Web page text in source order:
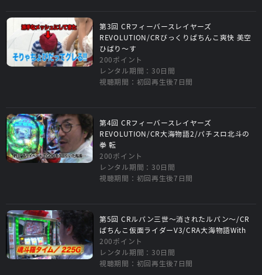
第3回 CRフィーバースレイヤーズ
REVOLUTION/CRびっくりぱちんこ爽快 美空
ひばり～す
200ポイント
レンタル期間：30日間
視聴期間：初回再生後7日間
第4回 CRフィーバースレイヤーズ
REVOLUTION/CR大海物語2/パチスロ北斗の
拳 転
200ポイント
レンタル期間：30日間
視聴期間：初回再生後7日間
第5回 CRルパン三世～消されたルパン～/CR
ぱちんこ仮面ライダーV3/CRA大海物語With
200ポイント
レンタル期間：30日間
視聴期間：初回再生後7日間